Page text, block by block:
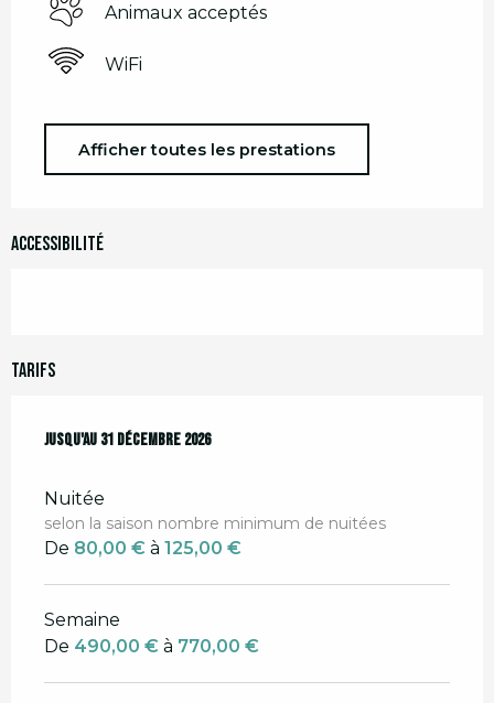
Animaux acceptés
WiFi
Afficher toutes les prestations
Accessibilité
Tarifs
Du27 avril 2026au31 décembre 2026
Jusqu'au 31 décembre 2026
Nuitée
selon la saison nombre minimum de nuitées
De 80,00 € à 125,00 €
Semaine
De 490,00 € à 770,00 €